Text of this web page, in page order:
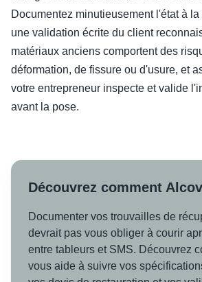
Documentez minutieusement l'état à
une validation écrite du client
matériaux anciens comportent des
déformation, de fissure ou d'usure, et
votre entrepreneur inspecte et valide
avant la pose.
Découvrez comment
Documenter vos trouvailles de
devrait pas vous obliger à courir
entre tableurs et SMS. Découvrez
vous aide à suivre vos